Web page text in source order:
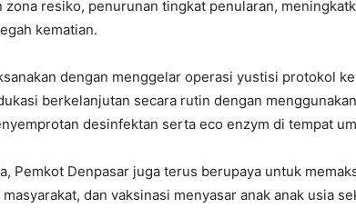
zona resiko, penurunan tingkat penularan,
kematian.
dengan menggelar operasi yustisi protokol
berkelanjutan secara rutin dengan
desinfektan serta eco enzym di tempat
Pemkot Denpasar juga terus berupaya untuk
dan vaksinasi menyasar anak anak usia